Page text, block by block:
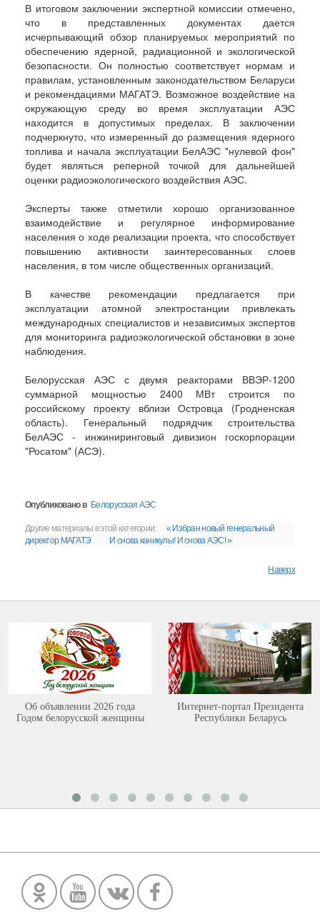
В итоговом заключении экспертной комиссии отмечено,
что в представленных документах дается
исчерпывающий обзор планируемых мероприятий по
обеспечению ядерной, радиационной и экологической
безопасности. Он полностью соответствует нормам и
правилам, установленным законодательством Беларуси
и рекомендациями МАГАТЭ. Возможное воздействие на
окружающую среду во время эксплуатации АЭС
находится в допустимых пределах. В заключении
подчеркнуто, что измеренный до размещения ядерного
топлива и начала эксплуатации БелАЭС "нулевой фон"
будет являться реперной точкой для дальнейшей
оценки радиоэкологического воздействия АЭС.
Эксперты также отметили хорошо организованное
взаимодействие и регулярное информирование
населения о ходе реализации проекта, что способствует
повышению активности заинтересованных слоев
населения, в том числе общественных организаций.
В качестве рекомендации предлагается при
эксплуатации атомной электростанции привлекать
международных специалистов и независимых экспертов
для мониторинга радиоэкологической обстановки в зоне
наблюдения.
Белорусская АЭС с двумя реакторами ВВЭР-1200
суммарной мощностью 2400 МВт строится по
российскому проекту вблизи Островца (Гродненская
область). Генеральный подрядчик строительства
БелАЭС - инжиниринговый дивизион госкорпорации
"Росатом" (АСЭ).
Опубликовано в Белорусская АЭС
Другие материалы в этой категории:
« Избран новый генеральный
директор МАГАТЭ
И снова каникулы! И снова АЭС! »
Наверх
Об объявлении 2026 года
Годом белорусской женщины
Интернет-портал Президента
Республики Беларусь